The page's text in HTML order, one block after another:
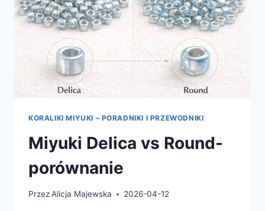
KORALIKI MIYUKI – PORADNIKI I PRZEWODNIKI
Miyuki Delica vs Round-
porównanie
PrzezAlicja Majewska 2026-04-12